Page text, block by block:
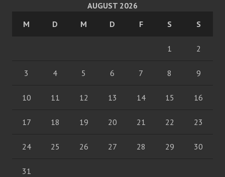
AUGUST 2026
M
D M D F S S
1 2
3 4 5 6 7 8 9
10 11 12 13 14 15 16
17 18 19 20 21 22 23
24 25 26 27 28 29 30
31